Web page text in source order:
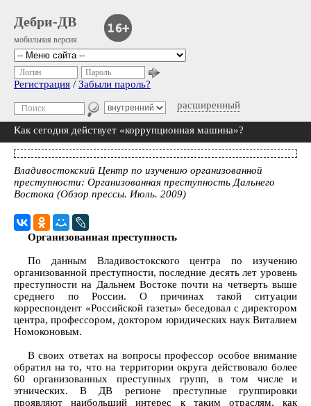
Дебри-ДВ
мобильная версия
расширенный
Логин Пароль
Регистрация / Забыли пароль?
Как сегодня действует «коррупционная машина»?
Владивостокский Центр по изучению организованной
преступности: Организованная преступность Дальнего
Востока (Обзор прессы. Июль. 2009)
Организованная преступность
По данным Владивостокского центра по изучению
организованной преступности, последние десять лет уровень
преступности на Дальнем Востоке почти на четверть выше
среднего по России. О причинах такой ситуации
корреспондент «Российской газеты» беседовал с директором
центра, профессором, доктором юридических наук Виталием
Номоконовым.
В своих ответах на вопросы профессор особое внимание
обратил на то, что на территории округа действовало более
60 организованных преступных групп, в том числе и
этнических. В ДВ регионе преступные группировки
проявляют наибольший интерес к таким отраслям, как